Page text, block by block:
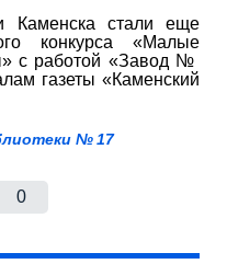
Каменска стали еще
конкурса «Малые
с работой «Завод №
газеты «Каменский
№ 17
0